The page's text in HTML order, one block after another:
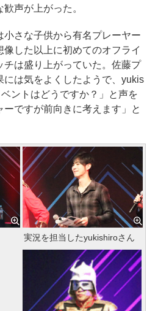
声が上がった。
さな子供から有名プレーヤー
像した以上に初めてのオフライ
チは盛り上がっていた。佐藤プ
には気をよくしたようで、yukis
ントはどうですか？」と声を
ですが前向きに考えます」と
実況を担当したyukishiroさん